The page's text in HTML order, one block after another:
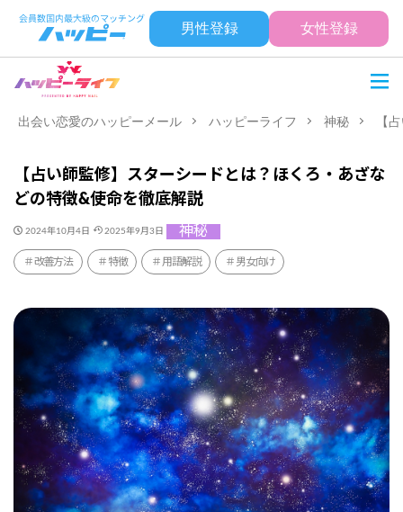
男性登録 女性登録
出会い恋愛のハッピーメール ハッピーライフ 神秘 【
【占い師監修】スターシードとは？ほくろ・あざな
どの特徴&使命を徹底解説
2024年10月4日 2025年9月3日 神秘
改善方法 特徴 用語解説 男女向け